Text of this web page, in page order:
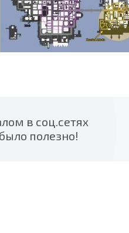
в соц.сетях
полезно!